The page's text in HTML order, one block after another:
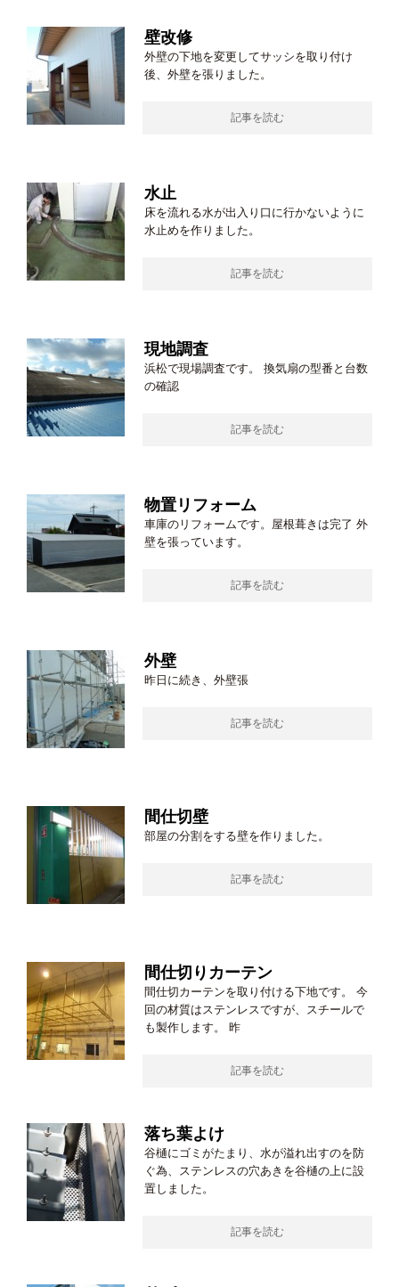
壁改修
外壁の下地を変更してサッシを取り付け
後、外壁を張りました。
記事を読む
水止
床を流れる水が出入り口に行かないように
水止めを作りました。
記事を読む
現地調査
浜松で現場調査です。 換気扇の型番と台数
の確認
記事を読む
物置リフォーム
車庫のリフォームです。屋根葺きは完了 外
壁を張っています。
記事を読む
外壁
昨日に続き、外壁張
記事を読む
間仕切壁
部屋の分割をする壁を作りました。
記事を読む
間仕切りカーテン
間仕切カーテンを取り付ける下地です。 今
回の材質はステンレスですが、スチールで
も製作します。 昨
記事を読む
落ち葉よけ
谷樋にゴミがたまり、水が溢れ出すのを防
ぐ為、ステンレスの穴あきを谷樋の上に設
置しました。
記事を読む